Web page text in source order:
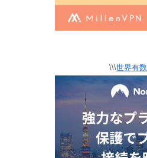
\\\世界有